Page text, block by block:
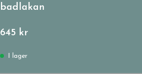
badlakan
645 kr
I lager